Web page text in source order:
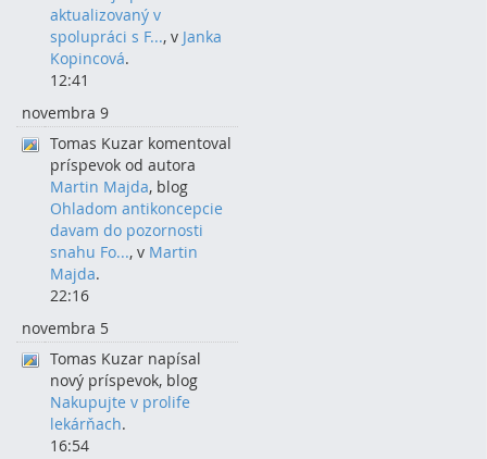
aktualizovaný v
spolupráci s F..., v Janka
Kopincová.
12:41
novembra 9
Tomas Kuzar komentoval
príspevok od autora
Martin Majda, blog
Ohladom antikoncepcie
davam do pozornosti
snahu Fo..., v Martin
Majda.
22:16
novembra 5
Tomas Kuzar napísal
nový príspevok, blog
Nakupujte v prolife
lekárňach.
16:54